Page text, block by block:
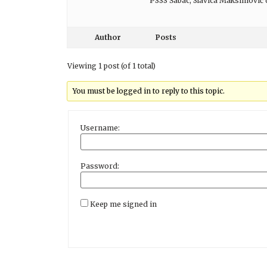
Author Posts
Viewing 1 post (of 1 total)
You must be logged in to reply to this topic.
Username:
Password:
Keep me signed in